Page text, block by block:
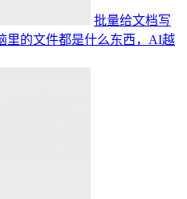
批量给文档写
里的文件都是什么东西，AI越